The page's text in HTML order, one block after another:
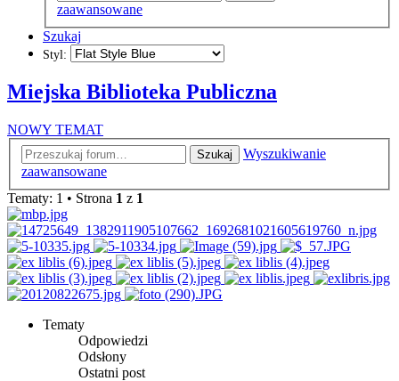
zaawansowane
Szukaj
Styl:
Miejska Biblioteka Publiczna
NOWY TEMAT
Szukaj
Wyszukiwanie
zaawansowane
Tematy: 1 • Strona 1 z 1
Tematy
Odpowiedzi
Odsłony
Ostatni post